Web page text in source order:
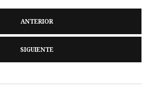
ANTERIOR
SIGUIENTE